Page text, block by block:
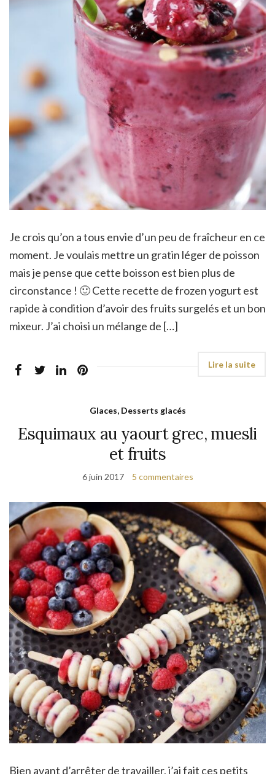
Je crois qu’on a tous envie d’un peu de fraîcheur en ce
moment. Je voulais mettre un gratin léger de poisson
mais je pense que cette boisson est bien plus de
circonstance ! 🙂 Cette recette de frozen yogurt est
rapide à condition d’avoir des fruits surgelés et un bon
mixeur. J’ai choisi un mélange de […]
Glaces, Desserts glacés
Esquimaux au yaourt grec, muesli
et fruits
6 juin 2017 5 commentaires
Bien avant d’arrêter de travailler, j’ai fait ces petits